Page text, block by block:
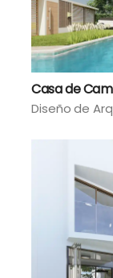
Casa de
Diseño de